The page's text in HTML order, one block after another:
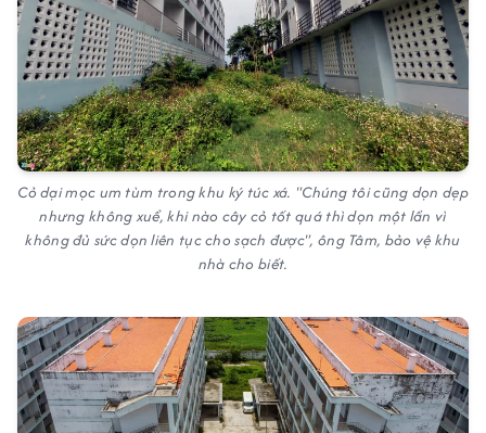
Cỏ dại mọc um tùm trong khu ký túc xá. "Chúng tôi cũng dọn dẹp
nhưng không xuể, khi nào cây cỏ tốt quá thì dọn một lần vì
không đủ sức dọn liên tục cho sạch được", ông Tâm, bảo vệ khu
nhà cho biết.